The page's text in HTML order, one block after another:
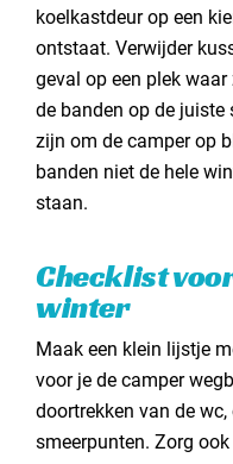
koelkastdeur op een
ontstaat. Verwijder
geval op een plek
de banden op de
zijn om de camper op
banden niet de hele
staan.
Checklist
winter
Maak een klein lijstje
voor je de camper
doortrekken van de
smeerpunten. Zorg